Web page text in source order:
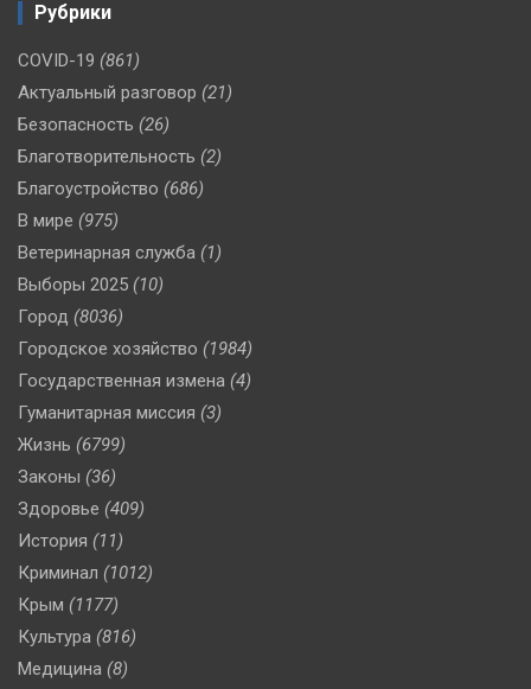
Рубрики
COVID-19 (861)
Актуальный разговор (21)
Безопасность (26)
Благотворительность (2)
Благоустройство (686)
В мире (975)
Ветеринарная служба (1)
Выборы 2025 (10)
Город (8036)
Городское хозяйство (1984)
Государственная измена (4)
Гуманитарная миссия (3)
Жизнь (6799)
Законы (36)
Здоровье (409)
История (11)
Криминал (1012)
Крым (1177)
Культура (816)
Медицина (8)